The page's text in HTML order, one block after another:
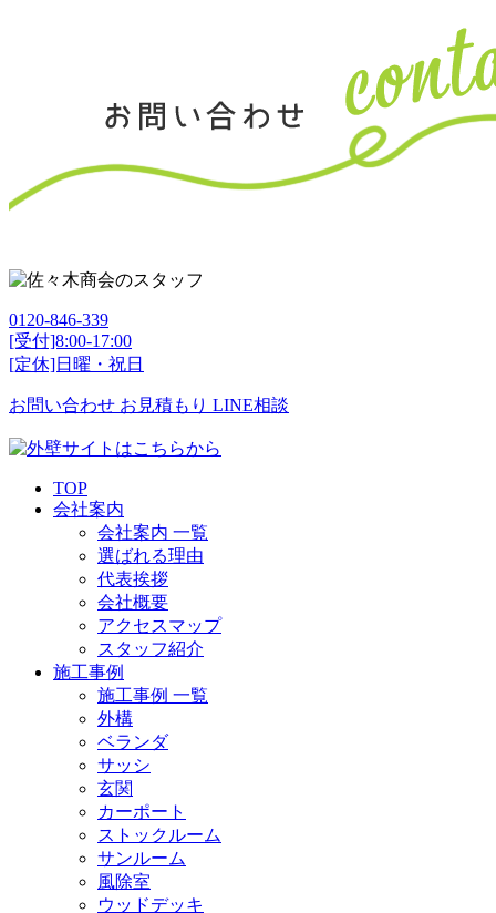
0120-846-339
[受付]8:00-17:00
[定休]日曜・祝日
お問い合わせ お見積もり LINE相談
TOP
会社案内
会社案内 一覧
選ばれる理由
代表挨拶
会社概要
アクセスマップ
スタッフ紹介
施工事例
施工事例 一覧
外構
ベランダ
サッシ
玄関
カーポート
ストックルーム
サンルーム
風除室
ウッドデッキ